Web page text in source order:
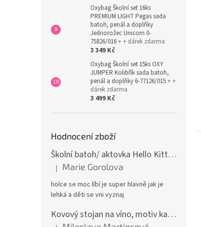
Oxybag Školní set 16ks
PREMIUM LIGHT Pegas sada
batoh, penál a doplňky
Jednorožec Unicorn 0-
75826/016+ + dárek zdarma
3 349 Kč
Oxybag Školní set 15ks OXY
JUMPER Kolibřík sada batoh,
penál a doplňky 6-77126/015+ +
dárek zdarma
3 499 Kč
Hodnocení zboží
Školní batoh/ aktovka Hello Kitty, růžová
Hodnocení produktu je 5 z 5 hvězdiček.
| Marie Gorolova
holce se moc líbí je super hlavně jak je
lehká a děti se vni vyznaj
Kovový stojan na víno, motiv kamion